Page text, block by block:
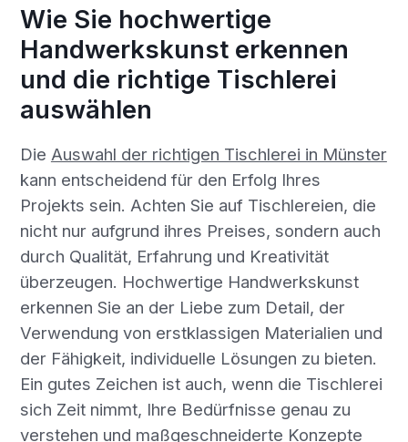
Wie Sie hochwertige
Handwerkskunst erkennen
und die richtige Tischlerei
auswählen
Die Auswahl der richtigen Tischlerei in Münster
kann entscheidend für den Erfolg Ihres
Projekts sein. Achten Sie auf Tischlereien, die
nicht nur aufgrund ihres Preises, sondern auch
durch Qualität, Erfahrung und Kreativität
überzeugen. Hochwertige Handwerkskunst
erkennen Sie an der Liebe zum Detail, der
Verwendung von erstklassigen Materialien und
der Fähigkeit, individuelle Lösungen zu bieten.
Ein gutes Zeichen ist auch, wenn die Tischlerei
sich Zeit nimmt, Ihre Bedürfnisse genau zu
verstehen und maßgeschneiderte Konzepte